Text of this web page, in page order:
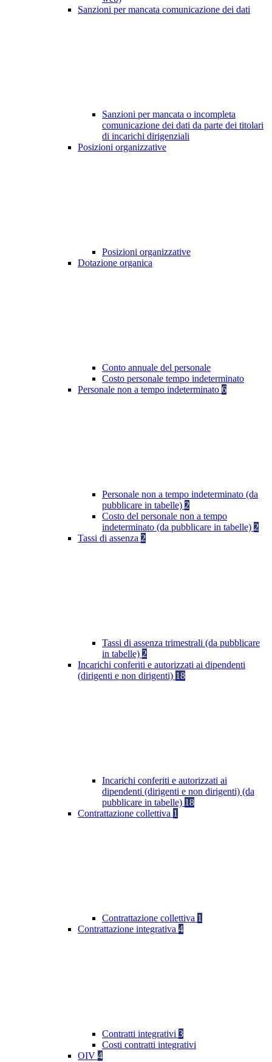
Sanzioni per mancata comunicazione dei dati
Sanzioni per mancata o incompleta
comunicazione dei dati da parte dei titolari
di incarichi dirigenziali
Posizioni organizzative
Posizioni organizzative
Dotazione organica
Conto annuale del personale
Costo personale tempo indeterminato
Personale non a tempo indeterminato 6
Personale non a tempo indeterminato (da
pubblicare in tabelle) 2
Costo del personale non a tempo
indeterminato (da pubblicare in tabelle) 2
Tassi di assenza 2
Tassi di assenza trimestrali (da pubblicare
in tabelle) 2
Incarichi conferiti e autorizzati ai dipendenti
(dirigenti e non dirigenti) 18
Incarichi conferiti e autorizzati ai
dipendenti (dirigenti e non dirigenti) (da
pubblicare in tabelle) 18
Contrattazione collettiva 1
Contrattazione collettiva 1
Contrattazione integrativa 4
Contratti integrativi 3
Costi contratti integrativi
OIV 4